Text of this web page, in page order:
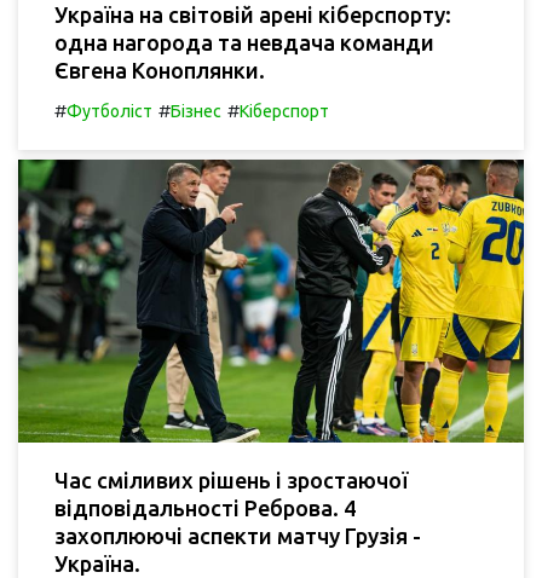
Україна на світовій арені кіберспорту:
одна нагорода та невдача команди
Євгена Коноплянки.
#Футболіст #Бізнес #Кіберспорт
Час сміливих рішень і зростаючої
відповідальності Реброва. 4
захоплюючі аспекти матчу Грузія -
Україна.